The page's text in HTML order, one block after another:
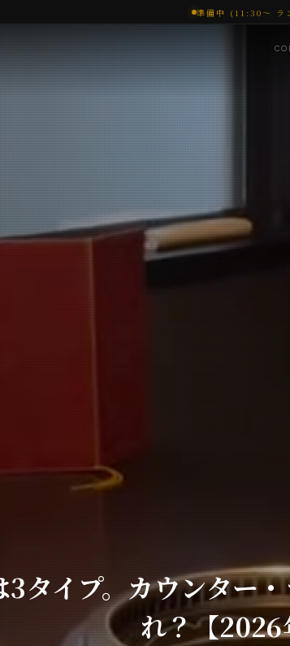
準備中 (11:30〜 ラ
タイプ。カウンター
れ？【2026